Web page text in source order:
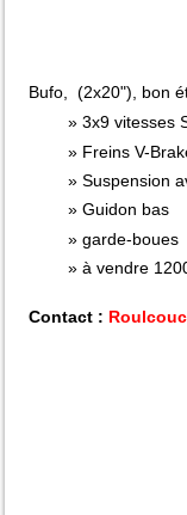
Bufo, (2x20"), bon
3x9 vitesses
Freins V-
Suspension
Guidon bas
garde-boues
à vendre
Contact :